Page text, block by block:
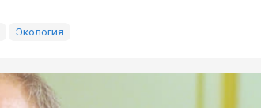
Экология